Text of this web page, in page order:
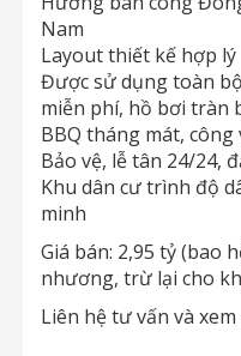
Nam
Layout thiết kế hợp lý
Được sử dụng toàn
miễn phí, hồ bơi tràn
BBQ tháng mát, công
Bảo vệ, lễ tân 24/24,
Khu dân cư trình độ
minh
Giá bán: 2,95 tỷ (bao
nhương, trừ lại cho
Liên hệ tư vấn và